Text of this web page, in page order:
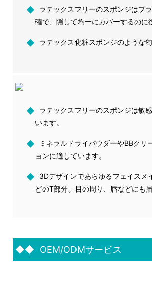
◆ ラテックスフリーのスポンジはブ
確で、隠して均一にカバーするのに
◆ ラテックス化粧スポンジのような
◆ ラテックスフリーのスポンジは敏
います。
◆ ミネラルドライパウダーやBBクリ
ョンに適しています。
◆ 3Dデザインであらゆるフェイスメ
どのT部分、目の周り、唇などにも届
◆◆ OEM/ODMサービス